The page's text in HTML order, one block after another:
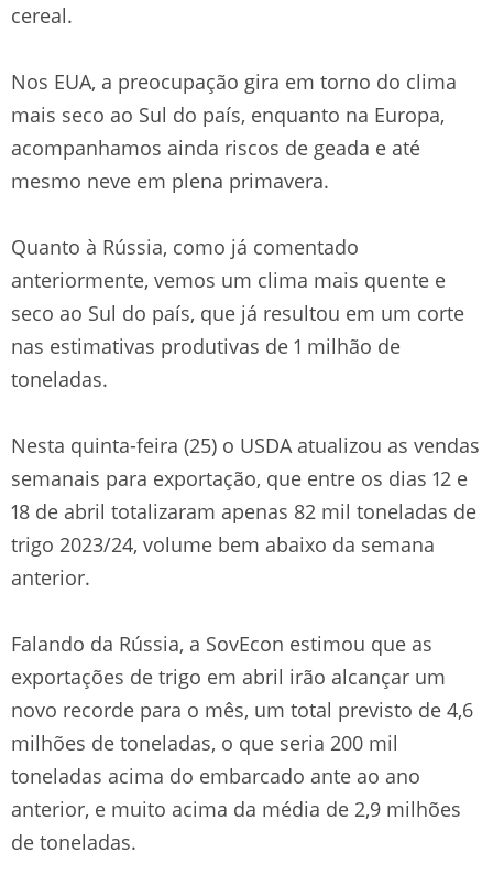
cereal.
Nos EUA, a preocupação gira em torno do clima
mais seco ao Sul do país, enquanto na Europa,
acompanhamos ainda riscos de geada e até
mesmo neve em plena primavera.
Quanto à Rússia, como já comentado
anteriormente, vemos um clima mais quente e
seco ao Sul do país, que já resultou em um corte
nas estimativas produtivas de 1 milhão de
toneladas.
Nesta quinta-feira (25) o USDA atualizou as vendas
semanais para exportação, que entre os dias 12 e
18 de abril totalizaram apenas 82 mil toneladas de
trigo 2023/24, volume bem abaixo da semana
anterior.
Falando da Rússia, a SovEcon estimou que as
exportações de trigo em abril irão alcançar um
novo recorde para o mês, um total previsto de 4,6
milhões de toneladas, o que seria 200 mil
toneladas acima do embarcado ante ao ano
anterior, e muito acima da média de 2,9 milhões
de toneladas.